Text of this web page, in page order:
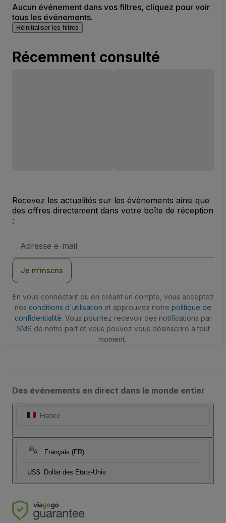
Aucun événement dans vos filtres, cliquez pour voir
tous les événements.
Réinitialiser les filtres
Récemment consulté
Recevez les actualités sur les événements ainsi que
des offres directement dans votre boîte de réception
:
e-
Je m’inscris
En vous connectant ou en créant un compte, vous acceptez
nos conditions d'utilisation et approuvez notre politique de
confidentialité. Vous pourriez recevoir des notifications par
SMS de notre part et vous pouvez vous désinscrire à tout
moment.
Des événements en direct dans le monde entier
France
Français (FR)
US$ Dollar des Etats-Unis